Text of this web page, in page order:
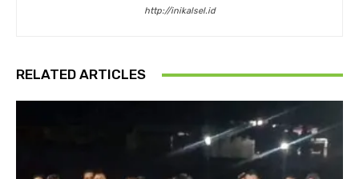
http://inikalsel.id
RELATED ARTICLES